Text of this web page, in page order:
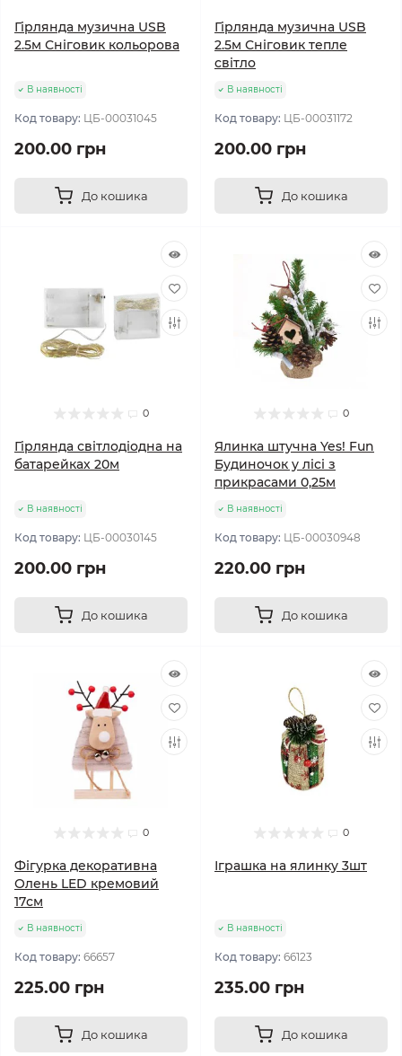
Гірлянда музична USB
2.5м Сніговик кольорова
В наявності
Код товару: ЦБ-00031045
200.00 грн
До кошика
Гірлянда музична USB
2.5м Сніговик тепле
світло
В наявності
Код товару: ЦБ-00031172
200.00 грн
До кошика
0
Гірлянда світлодіодна на
батарейках 20м
В наявності
Код товару: ЦБ-00030145
200.00 грн
До кошика
0
Ялинка штучна Yes! Fun
Будиночок у лісі з
прикрасами 0,25м
В наявності
Код товару: ЦБ-00030948
220.00 грн
До кошика
0
Фігурка декоративна
Олень LED кремовий
17см
В наявності
Код товару: 66657
225.00 грн
До кошика
0
Іграшка на ялинку 3шт
В наявності
Код товару: 66123
235.00 грн
До кошика